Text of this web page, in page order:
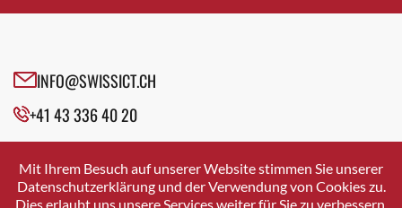
Cazis
Crissier
Davos Platz
Dierikon
Dietikon
INFO@SWISSICT.CH
+41 43 336 40 20
SWISSICT
VULKANSTRASSE 120
8048 ZURICH
Mit Ihrem Besuch auf unserer Website stimmen Sie unserer
Datenschutzerklärung und der Verwendung von Cookies zu.
Dies erlaubt uns unsere Services weiter für Sie zu verbessern.